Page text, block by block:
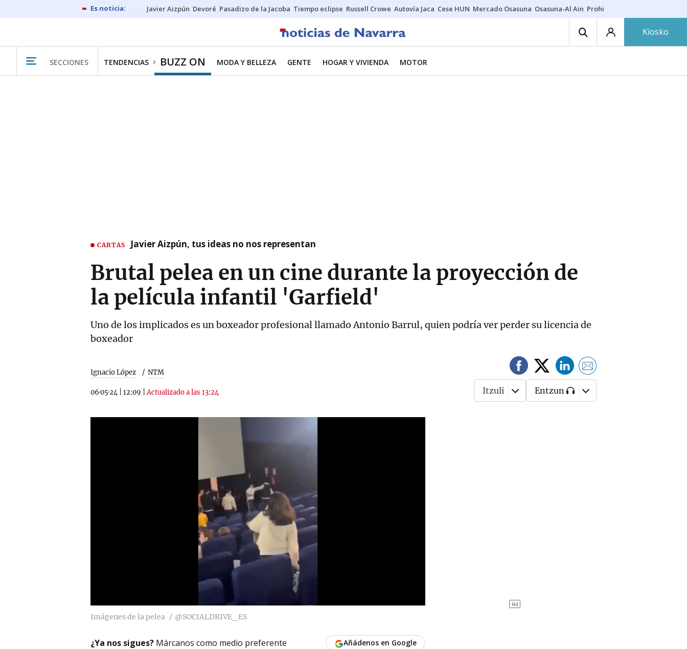
Javier Aizpún Devoré Pasadizo de la Jacoba Tiempo eclipse Russell Crowe Autovía Jaca Cese HUN Mercado Osasuna Osasuna-Al Ain Prohibiciones eclipse
Kiosko
SECCIONES TENDENCIAS BUZZ ON MODA Y BELLEZA GENTE HOGAR Y VIVIENDA MOTOR
CARTAS Javier Aizpún, tus ideas no nos representan
Brutal pelea en un cine durante la proyección de
la película infantil 'Garfield'
Uno de los implicados es un boxeador profesional llamado Antonio Barrul, quien podría ver perder su licencia de
boxeador
Ignacio López NTM
06·05·24 12:09 |Actualizado a las 13:24 Itzuli Entzun
Imágenes de la pelea @SOCIALDRIVE_ES
¿Ya nos sigues? Márcanos como medio preferente Añádenos en Google